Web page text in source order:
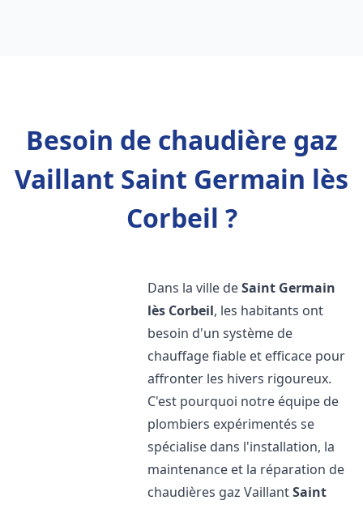
Besoin de chaudière gaz
Vaillant Saint Germain lès
Corbeil ?
Dans la ville deSaint Germain
lès Corbeil, les habitants ont
besoin d'un système de
chauffage fiable et efficace pour
affronter les hivers rigoureux.
C'est pourquoi notre équipe de
plombiers expérimentés se
spécialise dans l'installation, la
maintenance et la réparation de
chaudières gaz VaillantSaint